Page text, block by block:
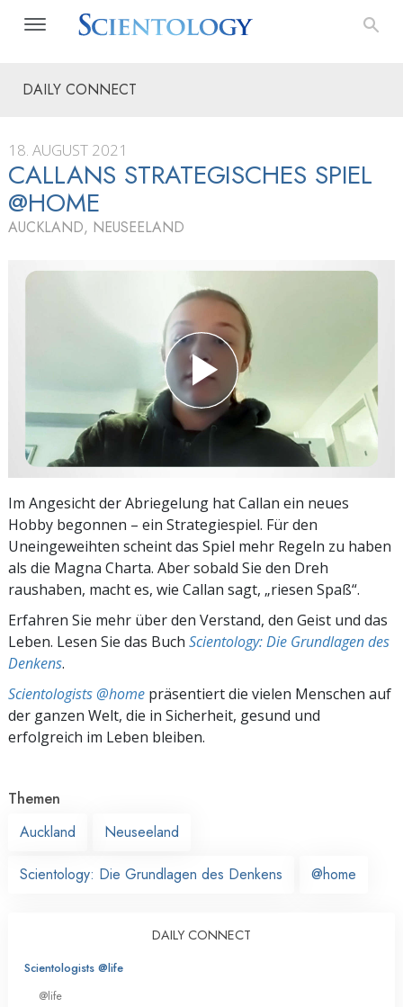
DAILY CONNECT
18. AUGUST 2021
CALLANS STRATEGISCHES SPIEL
@HOME
AUCKLAND, NEUSEELAND
Im Angesicht der Abriegelung hat Callan ein neues
Hobby begonnen – ein Strategiespiel. Für den
Uneingeweihten scheint das Spiel mehr Regeln zu haben
als die Magna Charta. Aber sobald Sie den Dreh
raushaben, macht es, wie Callan sagt, „riesen Spaß“.
Erfahren Sie mehr über den Verstand, den Geist und das
Leben. Lesen Sie das Buch Scientology: Die Grundlagen des
Denkens.
Scientologists @home präsentiert die vielen Menschen auf
der ganzen Welt, die in Sicherheit, gesund und
erfolgreich im Leben bleiben.
Themen
Auckland
Neuseeland
Scientology: Die Grundlagen des Denkens @home
DAILY CONNECT
Scientologists @life
@life